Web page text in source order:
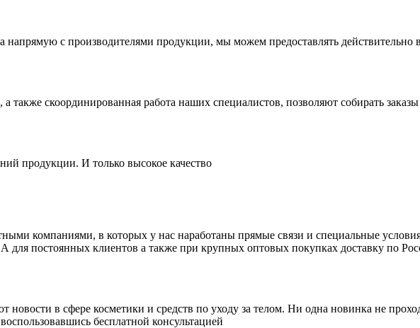
напрямую с производителями продукции, мы можем предоставлять
также скоординированная работа наших специалистов, позволяют собирать
продукции. И только высокое качество
компаниями, в которых у нас наработаны прямые связи и специальные
для постоянных клиентов а также при крупных оптовых покупках доставку по
в сфере косметики и средств по уходу за телом. Ни одна новинка не
бесплатной консультацией